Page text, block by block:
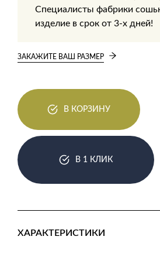
Специалисты фабрики
изделие в срок от 3-х дней!
ЗАКАЖИТЕ ВАШ РАЗМЕР
В КОРЗИНУ
В 1 КЛИК
ХАРАКТЕРИСТИКИ